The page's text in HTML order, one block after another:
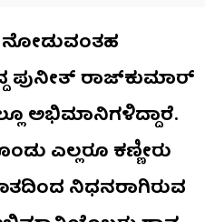
ನೋಡುವಂತಹ
ಪುನೀತ್​ ರಾಜ್​ಕುಮಾರ್​
ಅಭಿಮಾನಿಗಳಿದ್ದಾರೆ.
ಎಲ್ಲರೂ ಕಣ್ಣೀರು
ನಿಧನರಾಗಿರುವ